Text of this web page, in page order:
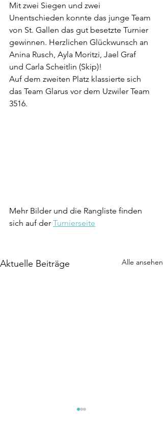
Mit zwei Siegen und zwei
Unentschieden konnte das junge Team
von St. Gallen das gut besetzte Turnier
gewinnen. Herzlichen Glückwunsch an
Anina Rusch, Ayla Moritzi, Jael Graf
und Carla Scheitlin (Skip)!
Auf dem zweiten Platz klassierte sich
das Team Glarus vor dem Uzwiler Team
3516.
Mehr Bilder und die Rangliste finden
sich auf der Turnierseite
Aktuelle Beiträge Alle ansehen